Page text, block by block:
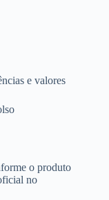
e valores
o produto
no